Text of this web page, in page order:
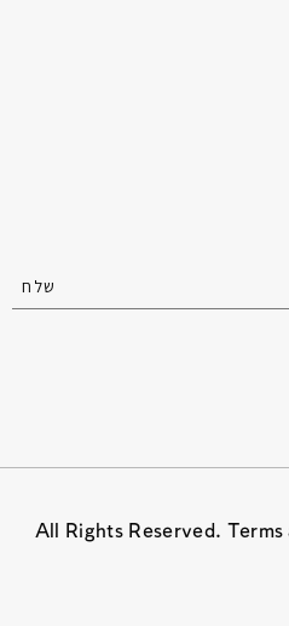
© 2020 All Rights Reserved.